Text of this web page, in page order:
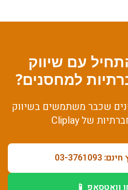
עם שיווק
למחסנים?
שכבר משתמשים בשיווק
של Cliplay
3761093
וואטסאפ 📱